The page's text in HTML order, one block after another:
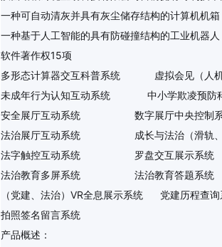
一种可自动清灰并具有灰尘储存结构的计算机机箱
一种基于人工智能的具有防碰撞结构的工业机器人
软件著作权15项
多形态计算器交互科普系统 虚拟会见（人机
未成年行为认知互动系统 中小学欺凌预防
安全展厅互动系统 数字展厅中央控制
法治展厅互动系统 成长与法治（滑轨、
法字触控互动系统 罗盘交互展示系统
法治教育多屏系统 法治教育答题系统
（党建、法治）VR全息展示系统 党建历程查询
拍照签名留言系统
产品概述：